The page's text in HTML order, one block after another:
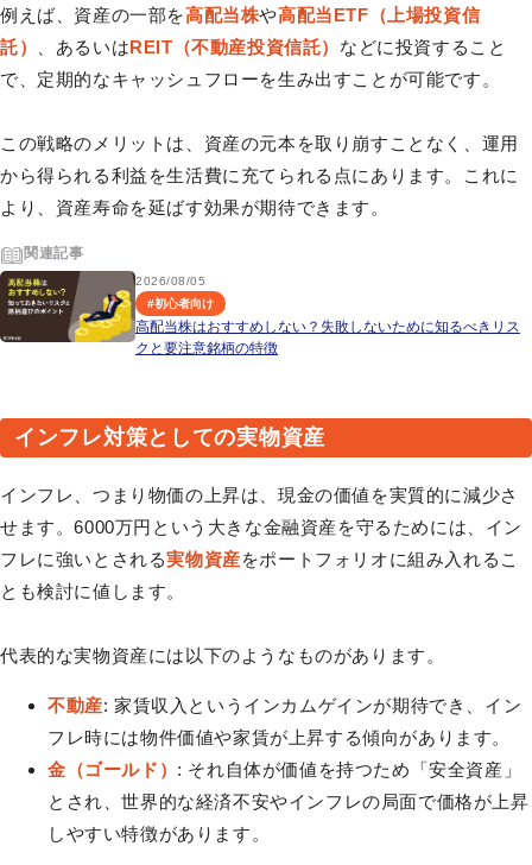
例えば、資産の一部を高配当株や高配当ETF（上場投資信
託）
、あるいは REIT（不動産投資信託） などに投資すること
で、定期的なキャッシュフローを生み出すことが可能です。
この戦略のメリットは、資産の元本を取り崩すことなく、運用
から得られる利益を生活費に充てられる点にあります。これに
より、資産寿命を延ばす効果が期待できます。
関連記事
2026/08/05
#初心者向け
高配当株はおすすめしない？失敗しないために知るべきリス
クと要注意銘柄の特徴
インフレ対策としての実物資産
インフレ、つまり物価の上昇は、現金の価値を実質的に減少さ
せます。6000万円という大きな金融資産を守るためには、イン
フレに強いとされる実物資産をポートフォリオに組み入れるこ
とも検討に値します。
代表的な実物資産には以下のようなものがあります。
不動産: 家賃収入というインカムゲインが期待でき、イン
フレ時には物件価値や家賃が上昇する傾向があります。
金（ゴールド） : それ自体が価値を持つため「安全資産」
とされ、世界的な経済不安やインフレの局面で価格が上昇
しやすい特徴があります。